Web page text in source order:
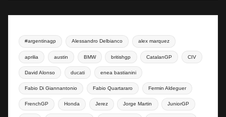
#argentinagp Alessandro Delbianco alex marquez
aprilia austin BMW britishgp CatalanGP CIV
David Alonso ducati enea bastianini
Fabio Di Giannantonio Fabio Quartararo Fermin Aldeguer
FrenchGP Honda Jerez Jorge Martin JuniorGP